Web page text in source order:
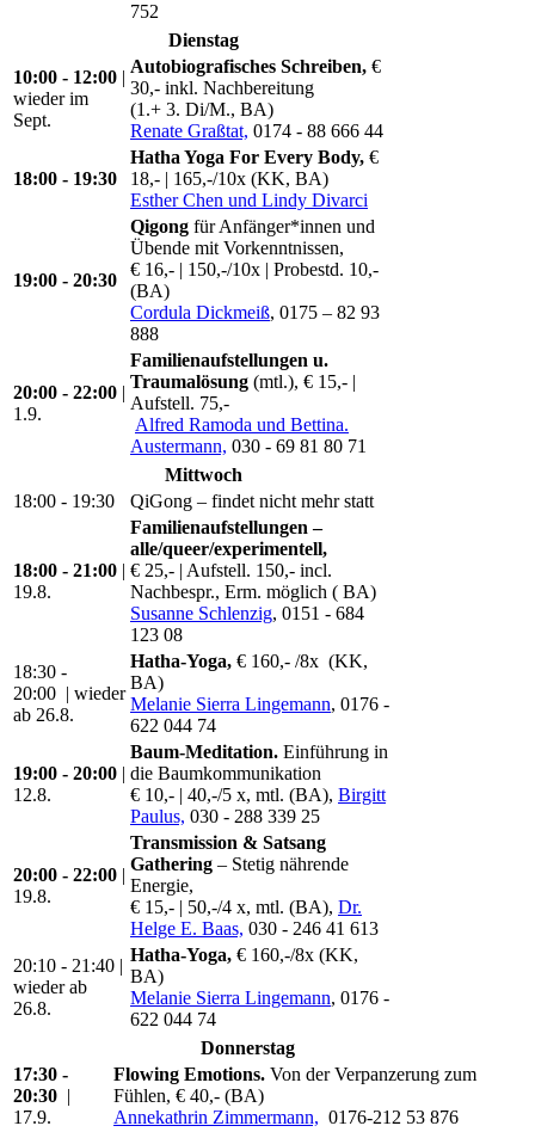
752
Dienstag
10:00 - 12:00 |
wieder im
Sept.
Autobiografisches Schreiben, €
30,- inkl. Nachbereitung
(1.+ 3. Di/M., BA)
Renate Graßtat, 0174 - 88 666 44
18:00 - 19:30
Hatha Yoga For Every Body, €
18,- | 165,-/10x (KK, BA)
Esther Chen und Lindy Divarci
19:00 - 20:30
Qigong für Anfänger*innen und
Übende mit Vorkenntnissen,
€ 16,- | 150,-/10x | Probestd. 10,-
(BA)
Cordula Dickmeiß, 0175 – 82 93
888
20:00 - 22:00 |
1.9.
Familienaufstellungen u.
Traumalösung (mtl.), € 15,- |
Aufstell. 75,-
Alfred Ramoda und Bettina.
Austermann, 030 - 69 81 80 71
Mittwoch
18:00 - 19:30
QiGong – findet nicht mehr statt
18:00 - 21:00 |
19.8.
Familienaufstellungen –
alle/queer/experimentell,
€ 25,- | Aufstell. 150,- incl.
Nachbespr., Erm. möglich ( BA)
Susanne Schlenzig, 0151 - 684
123 08
18:30 -
20:00 | wieder
ab 26.8.
Hatha-Yoga, € 160,- /8x (KK,
BA)
Melanie Sierra Lingemann, 0176 -
622 044 74
19:00 - 20:00 |
12.8.
Baum-Meditation. Einführung in
die Baumkommunikation
€ 10,- | 40,-/5 x, mtl. (BA), Birgitt
Paulus, 030 - 288 339 25
20:00 - 22:00 |
19.8.
Transmission & Satsang
Gathering – Stetig nährende
Energie,
€ 15,- | 50,-/4 x, mtl. (BA), Dr.
Helge E. Baas, 030 - 246 41 613
20:10 - 21:40 |
wieder ab
26.8.
Hatha-Yoga, € 160,-/8x (KK,
BA)
Melanie Sierra Lingemann, 0176 -
622 044 74
Donnerstag
17:30 -
20:30 |
17.9.
Flowing Emotions. Von der Verpanzerung zum
Fühlen, € 40,- (BA)
Annekathrin Zimmermann, 0176-212 53 876